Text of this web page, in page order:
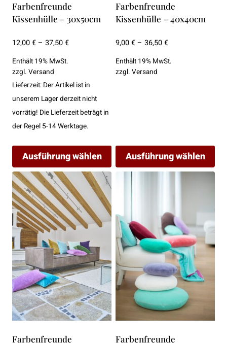
Farbenfreunde
Kissenhülle – 30x50cm
12,00€– 37,50€Preisspanne:
Enthält 19% MwSt.
zzgl. Versand
Lieferzeit: Der Artikel ist in
unserem Lager derzeit nicht
vorrätig! Die Lieferzeit beträgt in
der Regel 5-14 Werktage.
Ausführung wählen
Dieses
Produkt
weist
mehrere
Varianten
auf.
Die
Optionen
können
auf
der
Produktseite
gewählt
Farbenfreunde
Kissenhülle – 40x40cm
9,00€– 36,50€Preisspanne:
bis
Enthält 19% MwSt.
zzgl. Versand
Ausführung wählen
Dieses
Produkt
mehrere
Varianten
auf.
Die
Optionen
können
Produktseite
gewählt
Farbenfreunde
Farbenfreunde